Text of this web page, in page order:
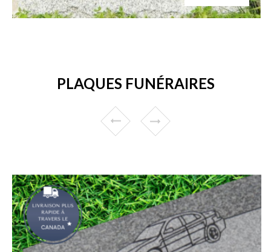
PLAQUES FUNÉRAIRES